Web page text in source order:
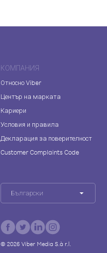
КОМПАНИЯ
Относно Viber
Център на марката
Кариери
Условия и правила
Декларация за поверителност
Customer Complaints Code
Български
© 2026Viber Media S.à r.l.